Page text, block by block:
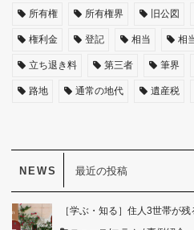
所有権 所有権界 旧公図
権利金 登記 相当 相
立ち退き料 第三者 筆界
路地 通常の地代 遺産税
最近の投稿
［学ぶ・知る］住人3世帯が